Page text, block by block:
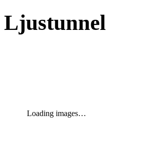
Ljustunnel
Loading images…